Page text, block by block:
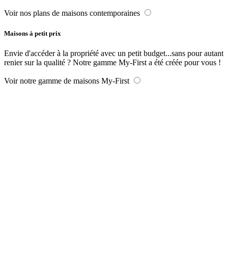
Voir nos plans de maisons contemporaines
Maisons à petit prix
Envie d'accéder à la propriété avec un petit budget...sans pour autant
renier sur la qualité ? Notre gamme My-First a été créée pour vous !
Voir notre gamme de maisons My-First